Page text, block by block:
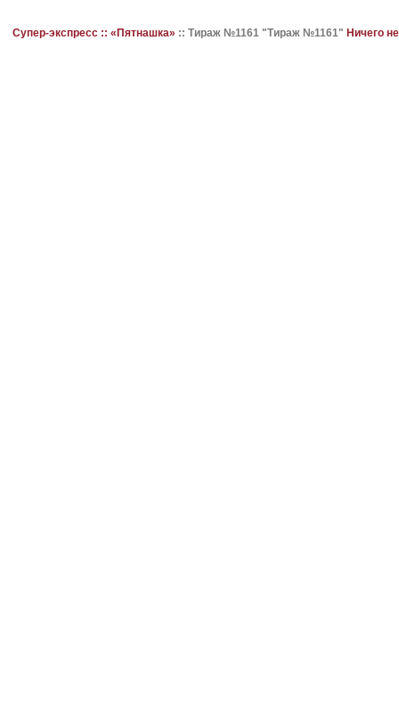
Супер-экспресс :: «Пятнашка» :: Тираж №1161 "Тираж №1161" Ничего